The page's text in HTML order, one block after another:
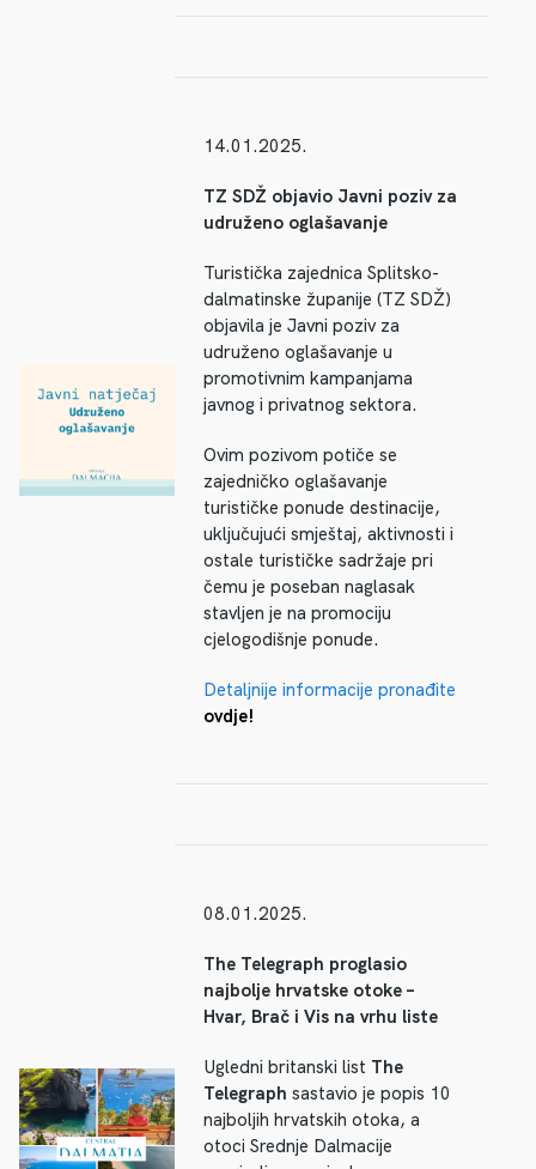
14.01.2025.
TZ SDŽ objavio Javni poziv za
udruženo oglašavanje
Turistička zajednica Splitsko-
dalmatinske županije (TZ SDŽ)
objavila je Javni poziv za
udruženo oglašavanje u
promotivnim kampanjama
javnog i privatnog sektora.
Ovim pozivom potiče se
zajedničko oglašavanje
turističke ponude destinacije,
uključujući smještaj, aktivnosti i
ostale turističke sadržaje pri
čemu je poseban naglasak
stavljen je na promociju
cjelogodišnje ponude.
Detaljnije informacije pronađite
ovdje!
08.01.2025.
The Telegraph proglasio
najbolje hrvatske otoke –
Hvar, Brač i Vis na vrhu liste
Ugledni britanski list The
Telegraph sastavio je popis 10
najboljih hrvatskih otoka, a
otoci Srednje Dalmacije